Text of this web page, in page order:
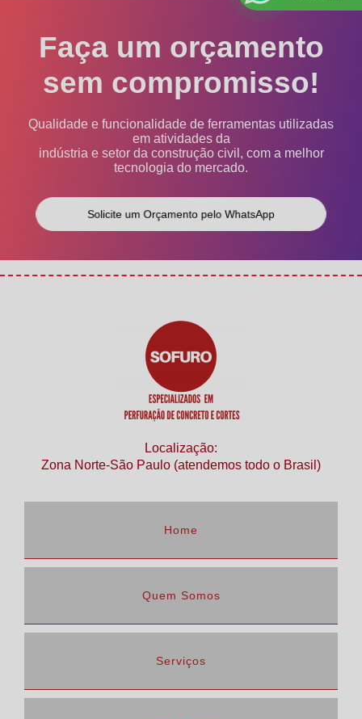
Faça um orçamento
sem compromisso!
Qualidade e funcionalidade de ferramentas utilizadas
em atividades da
indústria e setor da construção civil, com a melhor
tecnologia do mercado.
Solicite um Orçamento pelo WhatsApp
Localização:
Zona Norte-São Paulo (atendemos todo o Brasil)
Home
Quem Somos
Serviços